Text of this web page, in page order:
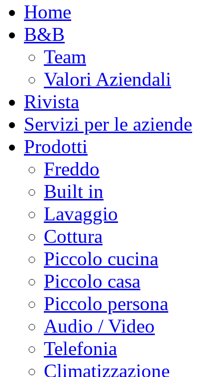
Home
B&B
Team
Valori Aziendali
Rivista
Servizi per le aziende
Prodotti
Freddo
Built in
Lavaggio
Cottura
Piccolo cucina
Piccolo casa
Piccolo persona
Audio / Video
Telefonia
Climatizzazione